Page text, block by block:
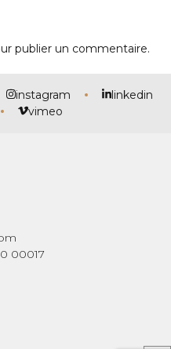
publier un commentaire.
instagram
linkedin
vimeo
00017